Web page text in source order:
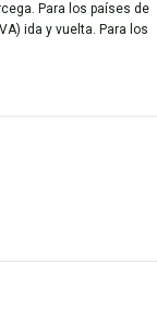
Para los países de
ida y vuelta. Para los